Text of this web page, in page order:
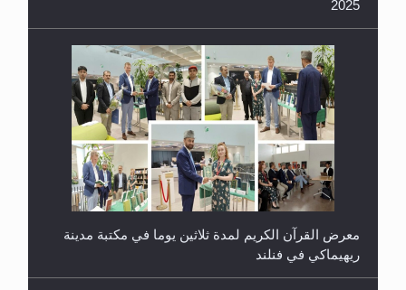
2025
معرض القرآن الكريم لمدة ثلاثين يوما في مكتبة مدينة
ريهيماكي في فنلند